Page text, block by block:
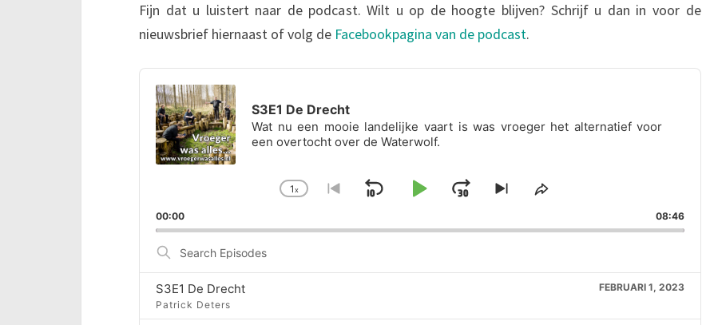
Fijn dat u luistert naar de podcast. Wilt u op de hoogte blijven? Schrijf u dan in voor de
nieuwsbrief hiernaast of volg de Facebookpagina van de podcast.
Audio
Player
S3E1 De Drecht
Wat nu een mooie landelijke vaart is was vroeger het alternatief voor
een overtocht over de Waterwolf.
Change
Rate
1x
Go
previous
Skip
Backward
Play
Pause
Jump
Forward
Skip
next
Share
Episode
00:00 08:46
Search
Episodes
S3E1 De Drecht
FEBRUARI 1, 2023
Patrick Deters